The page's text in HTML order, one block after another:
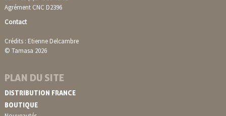
Agrément CNC D2396
Contact
Crédits : Etienne Delcambre
© Tamasa 2026
PLAN DU SITE
DISTRIBUTION FRANCE
BOUTIQUE